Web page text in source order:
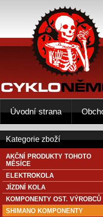
Kategorie zboží
AKČNÍ PRODUKTY TOHOTO
MĚSÍCE
ELEKTROKOLA
JÍZDNÍ KOLA
KOMPONENTY OST. VÝROBCŮ
SHIMANO KOMPONENTY
Úvodní strana